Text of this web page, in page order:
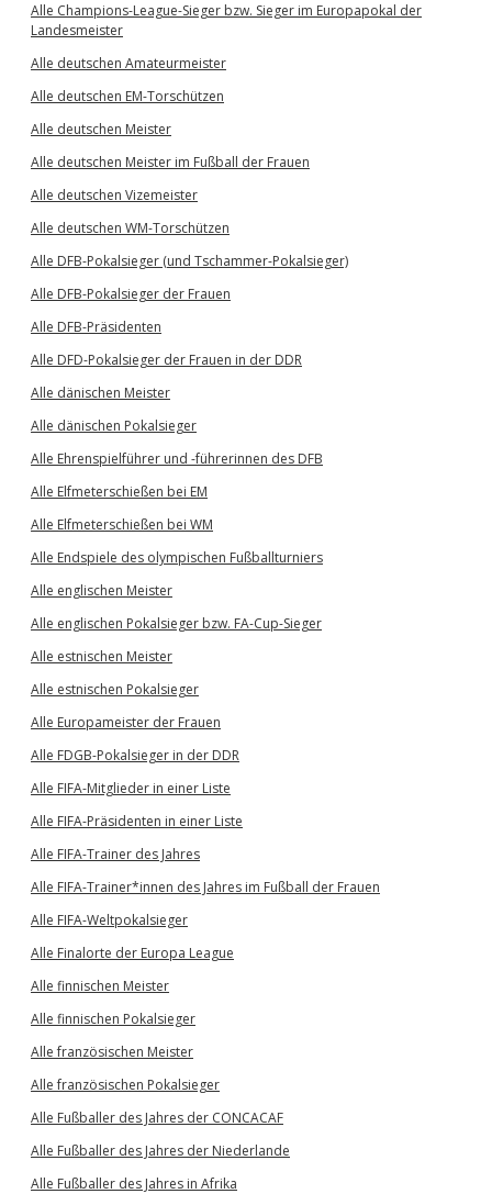
Alle Champions-League-Sieger bzw. Sieger im Europapokal der
Landesmeister
Alle deutschen Amateurmeister
Alle deutschen EM-Torschützen
Alle deutschen Meister
Alle deutschen Meister im Fußball der Frauen
Alle deutschen Vizemeister
Alle deutschen WM-Torschützen
Alle DFB-Pokalsieger (und Tschammer-Pokalsieger)
Alle DFB-Pokalsieger der Frauen
Alle DFB-Präsidenten
Alle DFD-Pokalsieger der Frauen in der DDR
Alle dänischen Meister
Alle dänischen Pokalsieger
Alle Ehrenspielführer und -führerinnen des DFB
Alle Elfmeterschießen bei EM
Alle Elfmeterschießen bei WM
Alle Endspiele des olympischen Fußballturniers
Alle englischen Meister
Alle englischen Pokalsieger bzw. FA-Cup-Sieger
Alle estnischen Meister
Alle estnischen Pokalsieger
Alle Europameister der Frauen
Alle FDGB-Pokalsieger in der DDR
Alle FIFA-Mitglieder in einer Liste
Alle FIFA-Präsidenten in einer Liste
Alle FIFA-Trainer des Jahres
Alle FIFA-Trainer*innen des Jahres im Fußball der Frauen
Alle FIFA-Weltpokalsieger
Alle Finalorte der Europa League
Alle finnischen Meister
Alle finnischen Pokalsieger
Alle französischen Meister
Alle französischen Pokalsieger
Alle Fußballer des Jahres der CONCACAF
Alle Fußballer des Jahres der Niederlande
Alle Fußballer des Jahres in Afrika